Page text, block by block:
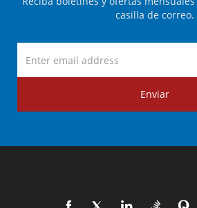
casilla de correo.
Enviar